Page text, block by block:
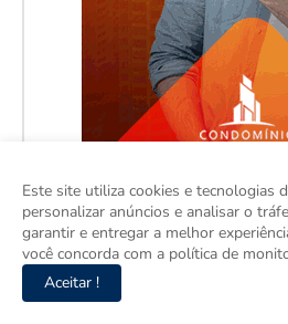
Este site utiliza cookies e tecnologias
personalizar anúncios e analisar o
garantir e entregar a melhor
você concorda com a política de
Aceitar !